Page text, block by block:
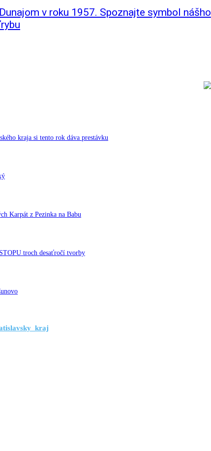
v roku 1957. Spoznajte symbol nášho
kraja si tento rok dáva prestávku
Karpát z Pezinka na Babu
troch desaťročí tvorby